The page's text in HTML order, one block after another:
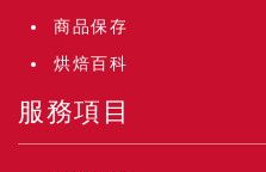
商品保存
烘焙百科
服務項目